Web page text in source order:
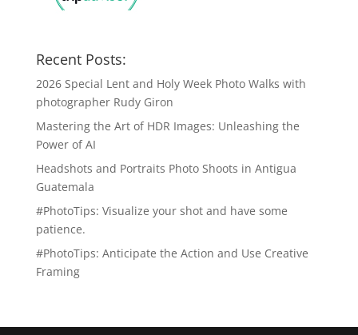
Recent Posts:
2026 Special Lent and Holy Week Photo Walks with
photographer Rudy Giron
Mastering the Art of HDR Images: Unleashing the
Power of AI
Headshots and Portraits Photo Shoots in Antigua
Guatemala
#PhotoTips: Visualize your shot and have some
patience.
#PhotoTips: Anticipate the Action and Use Creative
Framing